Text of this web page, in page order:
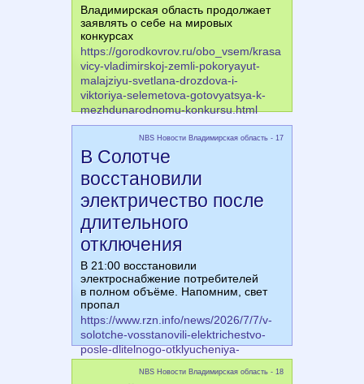
Владимирская область продолжает
заявлять о себе на мировых
конкурсах
https://gorodkovrov.ru/obo_vsem/krasa
vicy-vladimirskoj-zemli-pokoryayut-
malajziyu-svetlana-drozdova-i-
viktoriya-selemetova-gotovyatsya-k-
mezhdunarodnomu-konkursu.html
NBS Новости Владимирская область - 17
В Солотче
восстановили
электричество после
длительного
отключения
В 21:00 восстановили
электроснабжение потребителей
в полном объёме. Напомним, свет
пропал
https://www.rzn.info/news/2026/7/7/v-
solotche-vosstanovili-elektrichestvo-
posle-dlitelnogo-otklyucheniya-
348926.html
NBS Новости Владимирская область - 18